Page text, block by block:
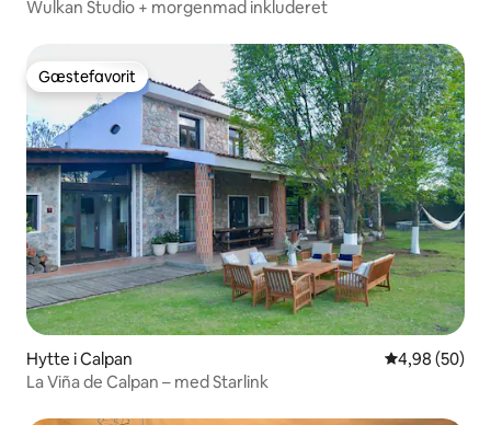
Wulkan Studio + morgenmad inkluderet
Gæstefavorit
Gæstefavorit
Hytte i Calpan 4,98 ud af 5 i
4,98 (50)
La Viña de Calpan – med Starlink